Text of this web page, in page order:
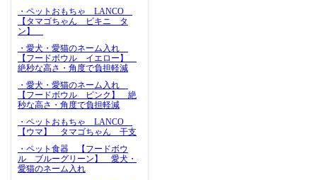
・ペットおもちゃ LANCO
【タマゴちゃん ビキニ タ
ン】
・愛犬・愛猫のネーム入れ
【フードボウル イエロー】
絶秒な高さ・角度で負担軽減
・愛犬・愛猫のネーム入れ
【フードボウル ピンク】 絶
秒な高さ・角度で負担軽減
・ペットおもちゃ LANCO
【ウマ】 タマゴちゃん 干支
・ペット食器 【フードボウ
ル ブルーグリーン】 愛犬・
愛猫のネーム入れ